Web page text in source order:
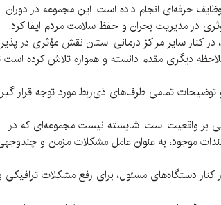
حرفه‌ای انجام داده است. این مجموعه در دوران
در مدیریت بحران و حفظ سلامت مردم ایفا کرد.
در کنار سایر مراکز درمانی استان نقش مؤثری در
دیگری مقدم دانسته و همواره تلاش کرده است
تمامی طرف‌های ذی‌ربط مورد توجه قرار
بر واقعیت است. شایسته نیست مجموعه‌ای که در
موجود، به عنوان عامل مشکلات مزمن و
کنار دستگاه‌های مسئول، برای رفع مشکلات ترافیکی